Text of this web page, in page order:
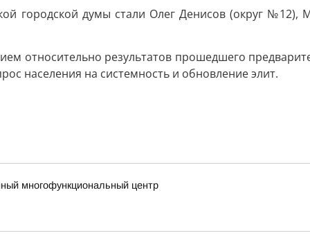
городской думы стали Олег Денисов (округ №12),
относительно результатов прошедшего
населения на системность и обновление элит.
многофункциональный центр